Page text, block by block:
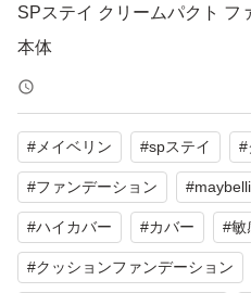
SPステイ クリームパクト フ
本体
N10
●状態
新品未開封です。
購入時期 : 2026年5月
自宅保管にご理解いただける
#メイベリン #spステイ #
#ファンデーション #
#ハイカバー #カバー #敏
#クッションファンデーション